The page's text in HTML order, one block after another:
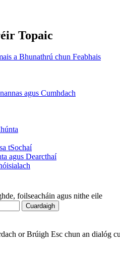
Topaic
a Bhunathrú chun Feabhais
agus Cumhdach
tSochaí
agus Dearcthaí
foilseacháin agus nithe eile
Cuardaigh
orBrúigh Esc chun an dialóg